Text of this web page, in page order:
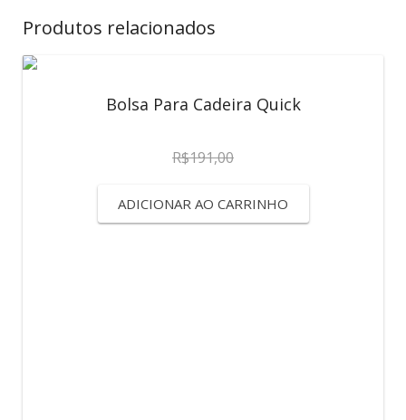
Produtos relacionados
Bolsa Para Cadeira Quick
R$191,00
ADICIONAR AO CARRINHO